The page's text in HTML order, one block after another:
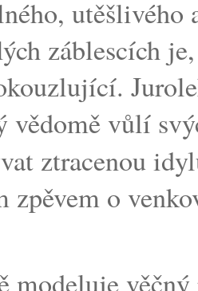
utěšlivého
záblescích
vůlí
ztracenou
o
modeluje